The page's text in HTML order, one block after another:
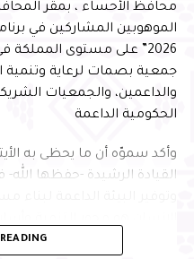
محافظ الأحساء ، بمقر
الموهوبين المشاركين في
2026” على مستوى
جمعية بصمات لرعاية وتنمية
والداعمين، والجمعيات
الحكومية الداعمة
وأكد سموّه أن ما يحظى به
القيادة الرشيدة -حفظها الله-
النوعية التي تجمع التعليم